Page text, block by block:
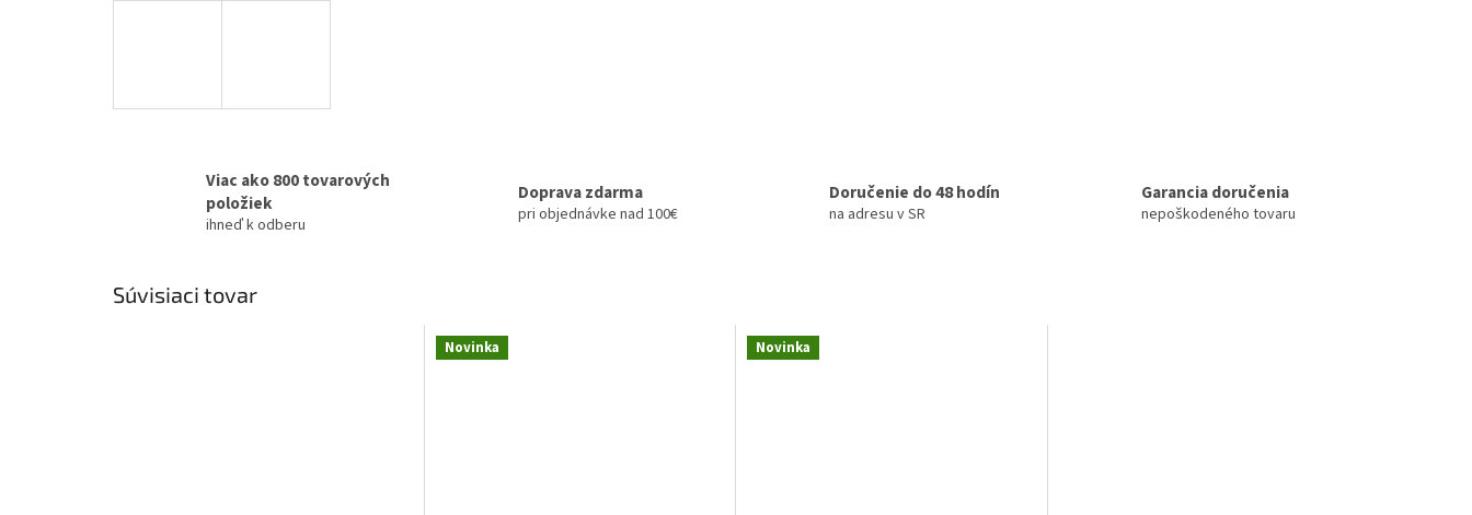
Viac ako 800 tovarových
položiek
ihneď k odberu
Doprava zdarma
pri objednávke nad 100€
Doručenie do 48 hodín
na adresu v SR
Garancia doručenia
nepoškodeného tovaru
Súvisiaci tovar
Novinka Novinka